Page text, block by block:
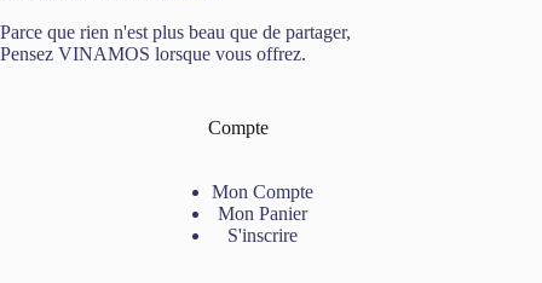
Parce que rien n'est plus beau que de partager,
Pensez VINAMOS lorsque vous offrez.
Compte
Mon Compte
Mon Panier
S'inscrire